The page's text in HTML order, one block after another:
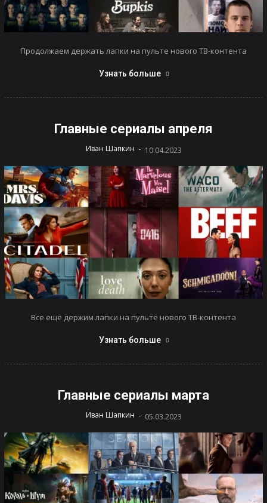
Продолжаем держать лапки на пульте нового ТВ-контента
Узнать больше
Главные сериалы апреля
Иван Шапкин - 10.04.2023
Все еще держим лапки на пульте нового ТВ-контента
Узнать больше
Главные сериалы марта
Иван Шапкин - 05.03.2023